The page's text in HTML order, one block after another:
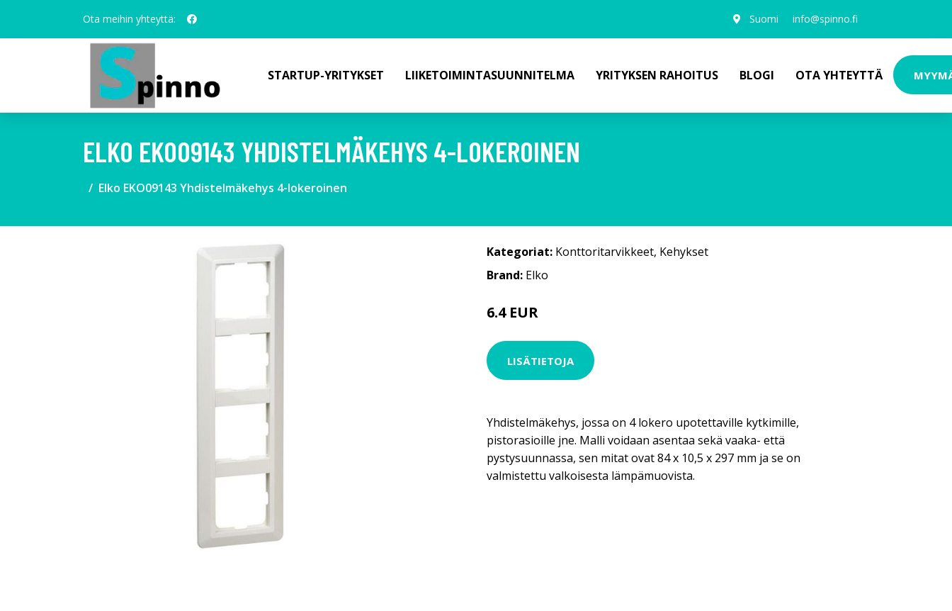
Ota meihin yhteyttä: Suomi info@spinno.fi
STARTUP-YRITYKSET LIIKETOIMINTASUUNNITELMA YRITYKSEN RAHOITUS BLOGI OTA YHTEYTTÄ
ELKO EKO09143 YHDISTELMÄKEHYS 4-LOKEROINEN
Elko EKO09143 Yhdistelmäkehys 4-lokeroinen
Kategoriat: Konttoritarvikkeet, Kehykset
Brand: Elko
6.4 EUR
LISÄTIETOJA
Yhdistelmäkehys, jossa on 4 lokero upotettaville kytkimille,
pistorasioille jne. Malli voidaan asentaa sekä vaaka- että
pystysuunnassa, sen mitat ovat 84 x 10,5 x 297 mm ja se on
valmistettu valkoisesta lämpämuovista.